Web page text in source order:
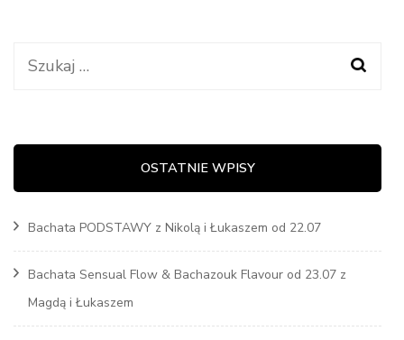
Szukaj:
OSTATNIE WPISY
Bachata PODSTAWY z Nikolą i Łukaszem od 22.07
Bachata Sensual Flow & Bachazouk Flavour od 23.07 z
Magdą i Łukaszem